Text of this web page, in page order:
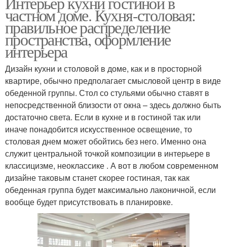
частном доме. Кухня-столовая:
правильное распределение
пространства, оформление
интерьера
Дизайн кухни и столовой в доме, как и в просторной
квартире, обычно предполагает смысловой центр в виде
обеденной группы. Стол со стульями обычно ставят в
непосредственной близости от окна – здесь должно быть
достаточно света. Если в кухне и в гостиной так или
иначе понадобится искусственное освещение, то
столовая днем может обойтись без него. Именно она
служит центральной точкой композиции в интерьере в
классицизме, неоклассике . А вот в любом современном
дизайне таковым станет скорее гостиная, так как
обеденная группа будет максимально лаконичной, если
вообще будет присутствовать в планировке.